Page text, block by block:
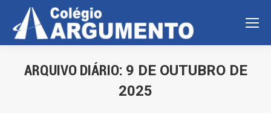
ARQUIVO DIÁRIO: 9 DE OUTUBRO DE
2025